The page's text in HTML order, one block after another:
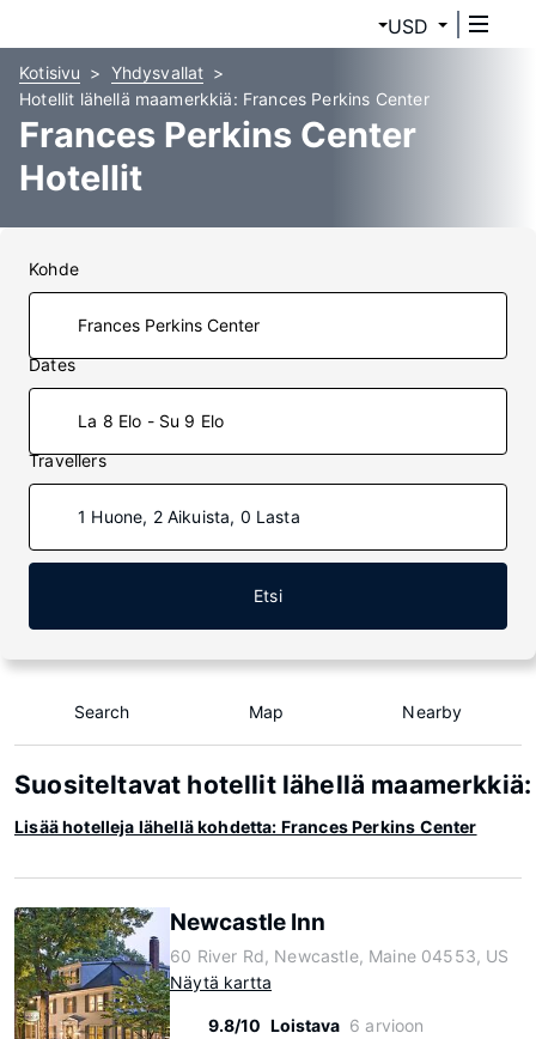
USD
Kotisivu
Yhdysvallat
Hotellit lähellä maamerkkiä: Frances Perkins Center
Frances Perkins Center
Hotellit
Kohde
Dates
La 8 Elo - Su 9 Elo
Travellers
1 Huone, 2 Aikuista, 0 Lasta
Etsi
Search Map Nearby
Suositeltavat hotellit lähellä
Lisää hotelleja lähellä kohdetta: Frances Perkins Center
Newcastle Inn
60 River Rd, Newcastle, Maine 04553, US
Näytä kartta
9.8/10 Loistava 6 arvioon